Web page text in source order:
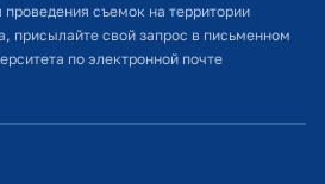
почты
съемок на территории
присылайте свой запрос в письменном
по электронной почте